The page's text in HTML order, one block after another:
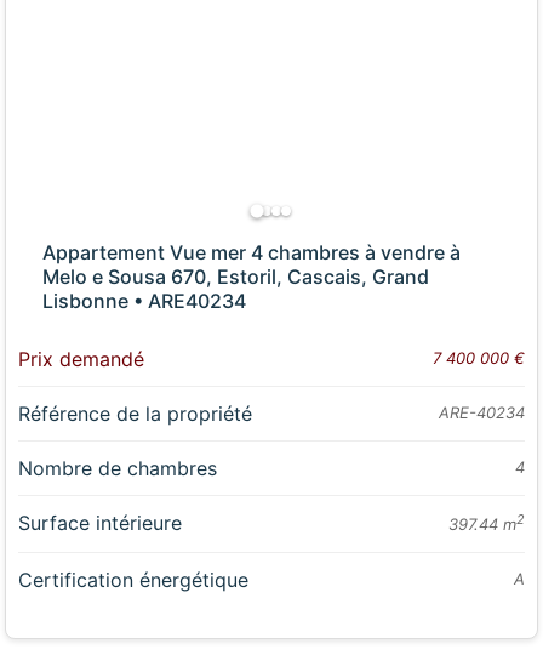
Appartement Vue mer 4 chambres à vendre à
Melo e Sousa 670, Estoril, Cascais, Grand
Lisbonne • ARE40234
Prix demandé 7 400 000 €
Référence de la propriété ARE-40234
Nombre de chambres 4
Surface intérieure 397.44 m2
Certification énergétique A